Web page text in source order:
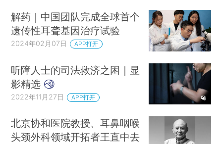
解药｜中国团队完成全球首个
遗传性耳聋基因治疗试验
2024年02月07日 APP打开
听障人士的司法救济之困｜显
影精选
2022年11月27日 APP打开
北京协和医院教授、耳鼻咽喉
头颈外科领域开拓者王直中去